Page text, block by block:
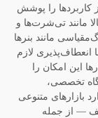
کاربردها را پوشش
مانند تی‌شرت‌ها و
مانند بنرها
لازم
این امکان را
تخصصی،
بازارهای متنوعی
— از جمله